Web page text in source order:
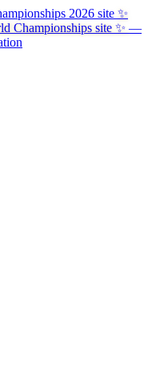
2026 site ✨
Championships site ✨—